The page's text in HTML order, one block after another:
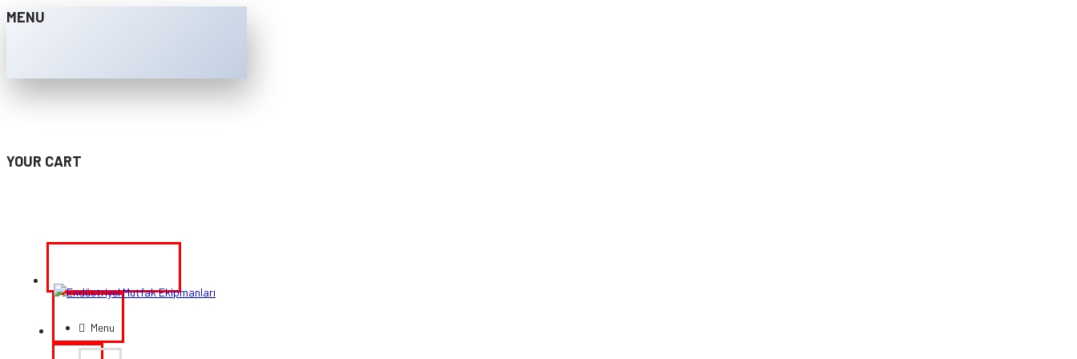
MENU
YOUR CART
Hakkımızda
Menu